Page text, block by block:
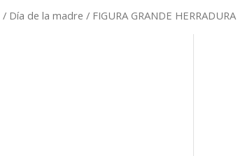
/ Día de la madre / FIGURA GRANDE HERRADURA